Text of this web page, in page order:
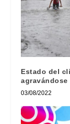
Estado del
agravándose
03/08/2022